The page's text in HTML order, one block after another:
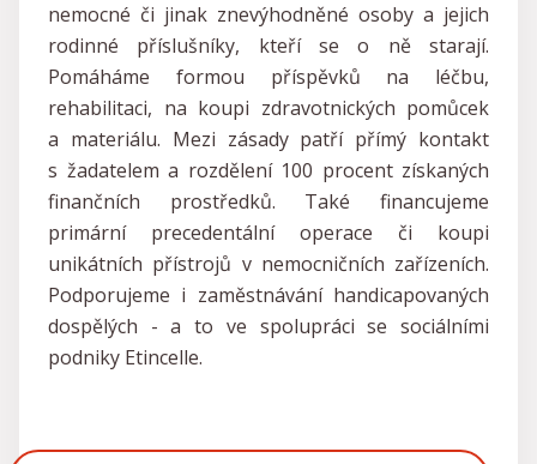
nemocné či jinak znevýhodněné osoby a jejich
rodinné příslušníky, kteří se o ně starají.
Pomáháme formou příspěvků na léčbu,
rehabilitaci, na koupi zdravotnických pomůcek
a materiálu. Mezi zásady patří přímý kontakt
s žadatelem a rozdělení 100 procent získaných
finančních prostředků. Také financujeme
primární precedentální operace či koupi
unikátních přístrojů v nemocničních zařízeních.
Podporujeme i zaměstnávání handicapovaných
dospělých - a to ve spolupráci se sociálními
podniky Etincelle.